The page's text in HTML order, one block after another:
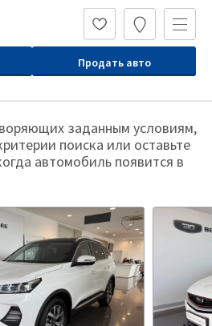
Продать авто
заданным условиям,
поиска или оставьте
автомобиль появится в